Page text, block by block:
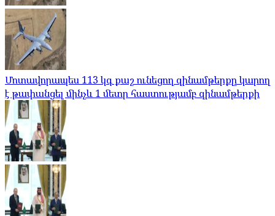
Մոտավորապես 113 կգ քաշ ունեցող զինամթերքը կարող
է թափանցել մինչև 1 մետր հաստությամբ զինամթերքի